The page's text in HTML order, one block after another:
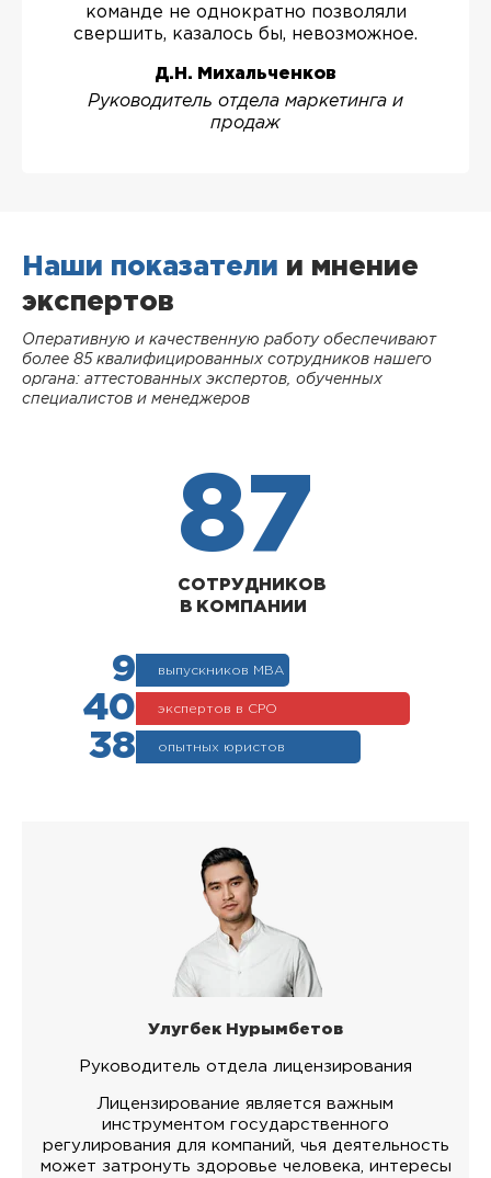
команде не однократно позволяли
свершить, казалось бы, невозможное.
Д.Н. Михальченков
Руководитель отдела маркетинга и
продаж
Наши показатели и мнение
экспертов
Оперативную и качественную работу обеспечивают
более 85 квалифицированных сотрудников нашего
органа: аттестованных экспертов, обученных
специалистов и менеджеров
87
СОТРУДНИКОВ
В КОМПАНИИ
9 выпускников МВА
40 экспертов в СРО
38 опытных юристов
Улугбек Нурымбетов
Руководитель отдела лицензирования
Лицензирование является важным
инструментом государственного
регулирования для компаний, чья деятельность
может затронуть здоровье человека, интересы